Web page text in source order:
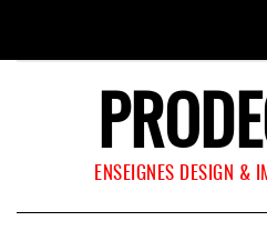
ENSEIGNES DESIGN &